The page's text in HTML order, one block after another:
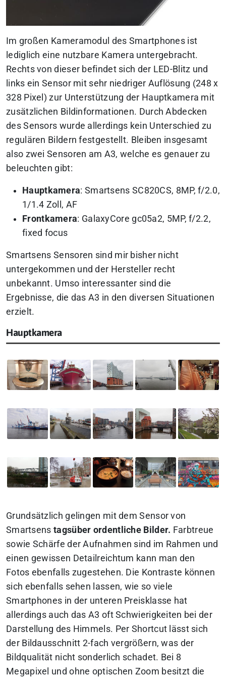
Im großen Kameramodul des Smartphones ist
lediglich eine nutzbare Kamera untergebracht.
Rechts von dieser befindet sich der LED-Blitz und
links ein Sensor mit sehr niedriger Auflösung (248 x
328 Pixel) zur Unterstützung der Hauptkamera mit
zusätzlichen Bildinformationen. Durch Abdecken
des Sensors wurde allerdings kein Unterschied zu
regulären Bildern festgestellt. Bleiben insgesamt
also zwei Sensoren am A3, welche es genauer zu
beleuchten gibt:
Hauptkamera: Smartsens SC820CS, 8MP, f/2.0,
1/1.4 Zoll, AF
Frontkamera: GalaxyCore gc05a2, 5MP, f/2.2,
fixed focus
Smartsens Sensoren sind mir bisher nicht
untergekommen und der Hersteller recht
unbekannt. Umso interessanter sind die
Ergebnisse, die das A3 in den diversen Situationen
erzielt.
Hauptkamera
Grundsätzlich gelingen mit dem Sensor von
Smartsenstagsüber ordentliche Bilder. Farbtreue
sowie Schärfe der Aufnahmen sind im Rahmen und
einen gewissen Detailreichtum kann man den
Fotos ebenfalls zugestehen. Die Kontraste können
sich ebenfalls sehen lassen, wie so viele
Smartphones in der unteren Preisklasse hat
allerdings auch das A3 oft Schwierigkeiten bei der
Darstellung des Himmels. Per Shortcut lässt sich
der Bildausschnitt 2-fach vergrößern, was der
Bildqualität nicht sonderlich schadet. Bei 8
Megapixel und ohne optischen Zoom besitzt die